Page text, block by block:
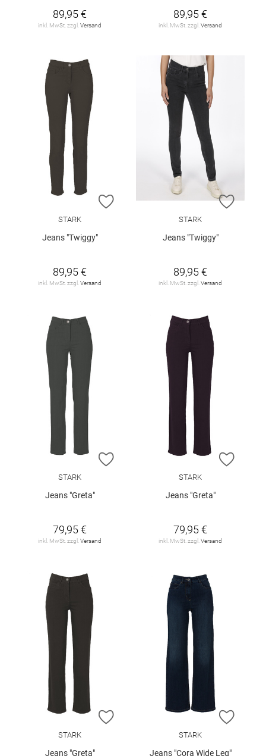
89,95 €
inkl. MwSt. zzgl. Versand
89,95 €
inkl. MwSt. zzgl. Versand
ZUR WUNSCHLISTE HINZUFÜGEN
STARK
Jeans "Twiggy"
89,95 €
inkl. MwSt. zzgl. Versand
ZUR
STARK
Jeans "Twiggy"
89,95 €
inkl. MwSt. zzgl. Versand
ZUR WUNSCHLISTE HINZUFÜGEN
STARK
Jeans "Greta"
79,95 €
inkl. MwSt. zzgl. Versand
ZUR
STARK
Jeans "Greta"
79,95 €
inkl. MwSt. zzgl. Versand
ZUR WUNSCHLISTE HINZUFÜGEN
STARK
Jeans "Greta"
ZUR
STARK
Jeans "Cora Wide Leg"